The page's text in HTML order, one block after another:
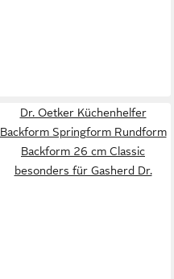
Dr. Oetker Küchenhelfer
Backform Springform Rundform
Backform 26 cm Classic
besonders für Gasherd Dr.